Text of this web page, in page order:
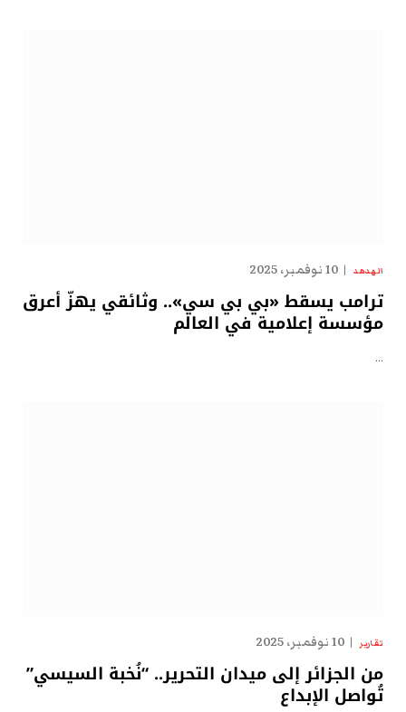
الهدهد 10 نوفمبر، 2025
ترامب يسقط «بي بي سي».. وثائقي يهزّ أعرق
مؤسسة إعلامية في العالم
…
تقارير 10 نوفمبر، 2025
من الجزائر إلى ميدان التحرير.. “نُخبة السيسي”
تُواصل الإبداع